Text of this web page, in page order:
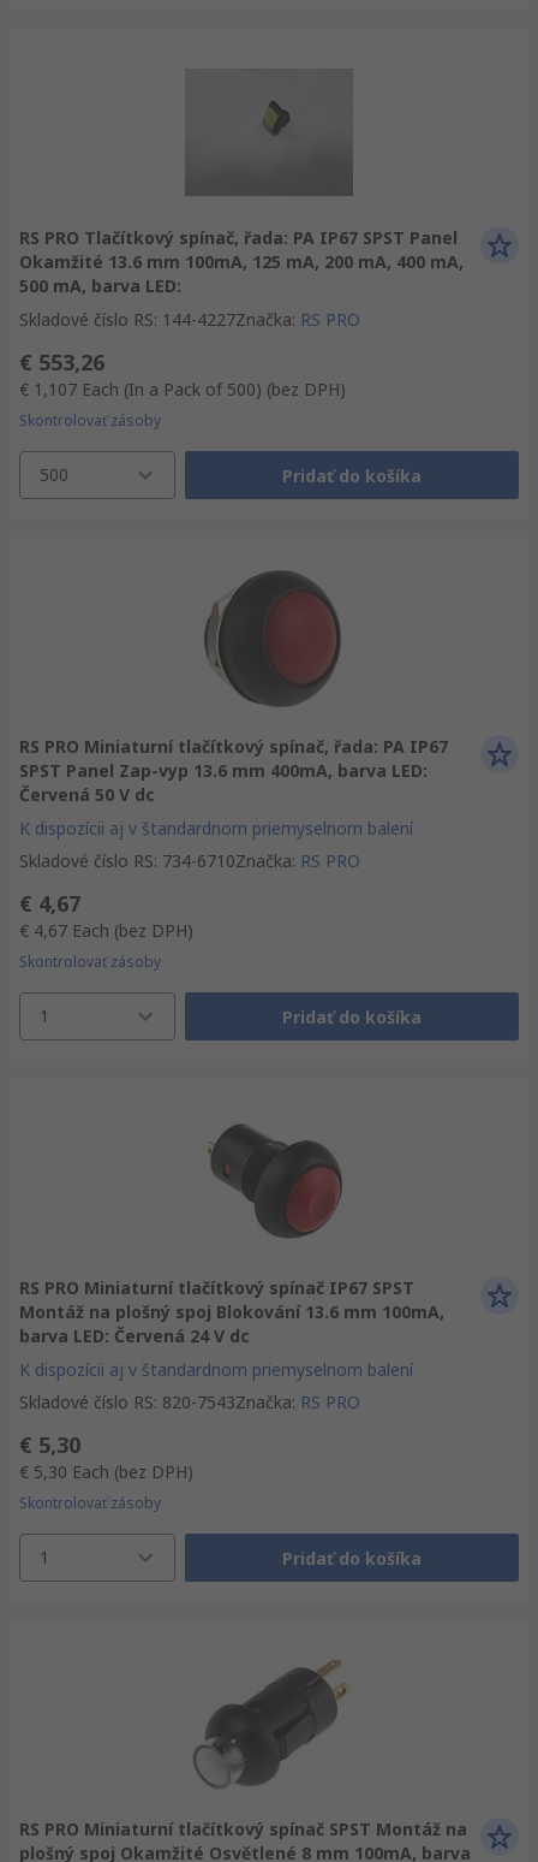
RS PRO Tlačítkový spínač, řada: PA IP67 SPST Panel
Okamžité 13.6 mm 100mA, 125 mA, 200 mA, 400 mA,
500 mA, barva LED:
Skladové číslo RS: 144-4227Značka: RS PRO
€ 553,26
€ 1,107 Each (In a Pack of 500) (bez DPH)
Skontrolovať zásoby
500 Pridať do košíka
RS PRO Miniaturní tlačítkový spínač, řada: PA IP67
SPST Panel Zap-vyp 13.6 mm 400mA, barva LED:
Červená 50 V dc
K dispozícii aj v štandardnom priemyselnom balení
Skladové číslo RS: 734-6710Značka: RS PRO
€ 4,67
€ 4,67 Each (bez DPH)
Skontrolovať zásoby
1 Pridať do košíka
RS PRO Miniaturní tlačítkový spínač IP67 SPST
Montáž na plošný spoj Blokování 13.6 mm 100mA,
barva LED: Červená 24 V dc
K dispozícii aj v štandardnom priemyselnom balení
Skladové číslo RS: 820-7543Značka: RS PRO
€ 5,30
€ 5,30 Each (bez DPH)
Skontrolovať zásoby
1 Pridať do košíka
RS PRO Miniaturní tlačítkový spínač SPST Montáž na
plošný spoj Okamžité Osvětlené 8 mm 100mA, barva